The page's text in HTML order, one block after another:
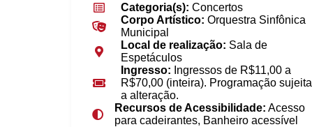
Categoria(s): Concertos
Corpo Artístico: Orquestra Sinfônica
Municipal
Local de realização: Sala de
Espetáculos
Ingresso: Ingressos de R$11,00 a
R$70,00 (inteira). Programação sujeita
a alteração.
Recursos de Acessibilidade: Acesso
para cadeirantes, Banheiro acessível